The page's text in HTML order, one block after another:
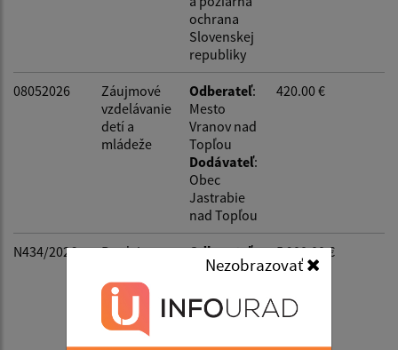
Nezobrazovať
ochrana
Slovenskej
republiky
08052026
Záujmové
vzdelávanie
detí a
mládeže
Odberateľ:
Mesto
Vranov nad
Topľou
Dodávateľ:
Obec
Jastrabie
nad Topľou
420.00 €
N434/2026
Predaj
sti
Odberateľ:
Ján Kopčák
Obec
Jastrabie
5 900.00 €